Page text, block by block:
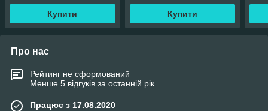
Купити Купити
Про нас
Рейтинг не сформований
Менше 5 відгуків за останній рік
Працює з 17.08.2020